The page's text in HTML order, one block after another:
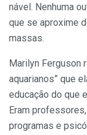
nável. Nenhuma
que se aproxime
massas.
Marilyn Ferguson
aquarianos” que
educação do que
Eram
programas e